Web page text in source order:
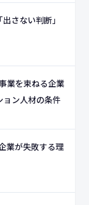
さない判断」
業を束ねる企業
ン人材の条件
業が失敗する理